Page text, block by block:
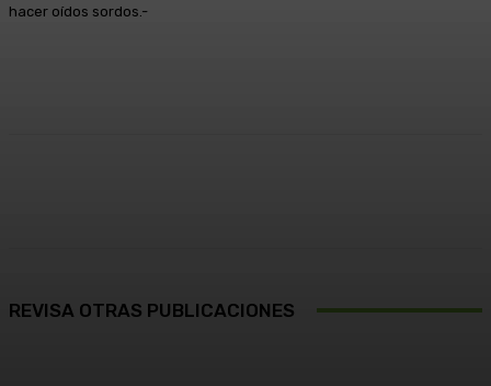
hacer oídos sordos.-
REVISA OTRAS PUBLICACIONES